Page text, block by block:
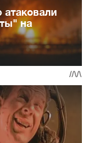
на